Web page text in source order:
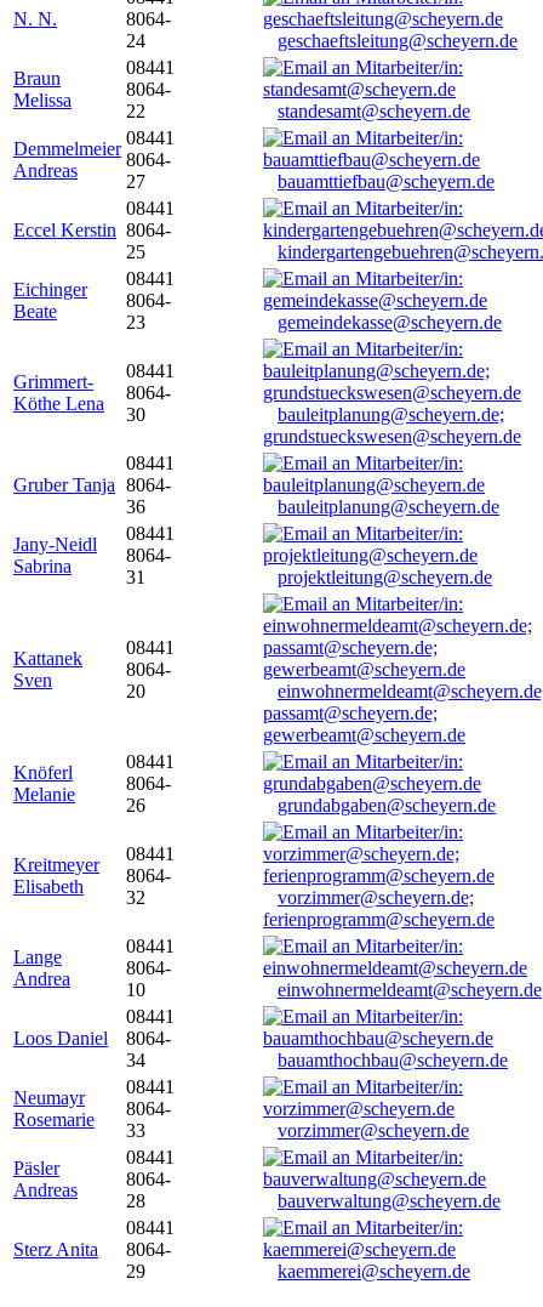
N. N.
8064-
24
geschaeftsleitung@scheyern.de
Braun
Melissa
08441
8064-
22
standesamt@scheyern.de
Demmelmeier
Andreas
08441
8064-
27
bauamttiefbau@scheyern.de
Eccel Kerstin
08441
8064-
25
Eichinger
Beate
08441
8064-
23
gemeindekasse@scheyern.de
Grimmert-
Köthe Lena
08441
8064-
30
bauleitplanung@scheyern.de;
grundstueckswesen@scheyern.de
Gruber Tanja
08441
8064-
36
bauleitplanung@scheyern.de
Jany-Neidl
Sabrina
08441
8064-
31
projektleitung@scheyern.de
Kattanek
Sven
08441
8064-
20
passamt@scheyern.de;
gewerbeamt@scheyern.de
Knöferl
Melanie
08441
8064-
26
grundabgaben@scheyern.de
Kreitmeyer
Elisabeth
08441
8064-
32
vorzimmer@scheyern.de;
ferienprogramm@scheyern.de
Lange
Andrea
08441
8064-
10
einwohnermeldeamt@scheyern.de
Loos Daniel
08441
8064-
34
bauamthochbau@scheyern.de
Neumayr
Rosemarie
08441
8064-
33
vorzimmer@scheyern.de
Päsler
Andreas
08441
8064-
28
bauverwaltung@scheyern.de
Sterz Anita
08441
8064-
29
kaemmerei@scheyern.de